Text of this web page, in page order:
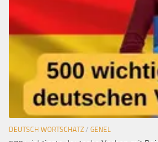
DEUTSCH WORTSCHATZ / GENEL